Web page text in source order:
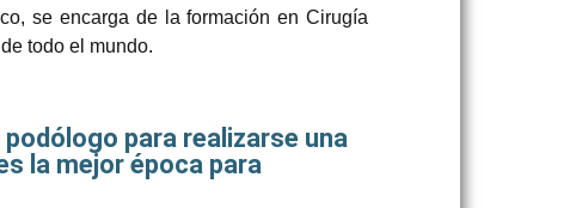
se encarga de la formación en Cirugía
todo el mundo.
para realizarse una
la mejor época para